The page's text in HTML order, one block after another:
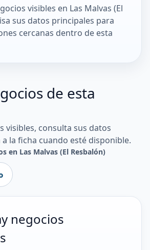
visibles en Las Malvas (El
sus datos principales para
cercanas dentro de esta
de esta
visibles, consulta sus datos
la ficha cuando esté disponible.
en Las Malvas (El Resbalón)
negocios